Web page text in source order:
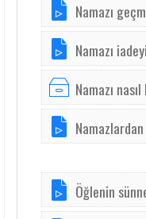
Namazı
Namazı
Namazı
Öğlenin